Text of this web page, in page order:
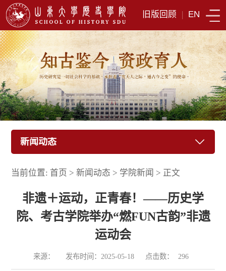
旧版回顾 | EN
新闻动态
当前位置: 首页 >新闻动态 > 学院新闻 > 正文
非遗＋运动，正青春！——历史学
院、考古学院举办“燃FUN古韵”非遗
运动会
来源： 发布时间：2025-05-18 点击数： 296